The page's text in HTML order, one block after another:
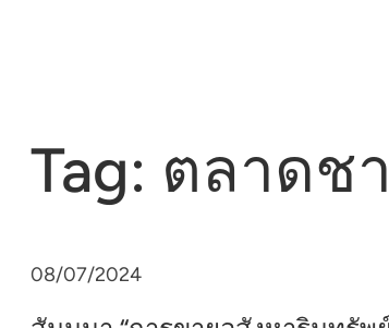
Tag: ตลาดช
08/07/2024